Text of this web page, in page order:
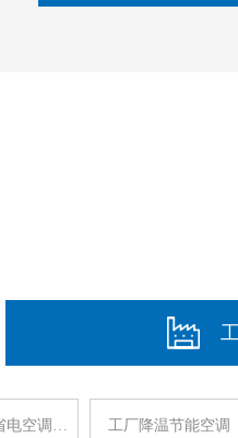
电空调… 工厂降温节能空调